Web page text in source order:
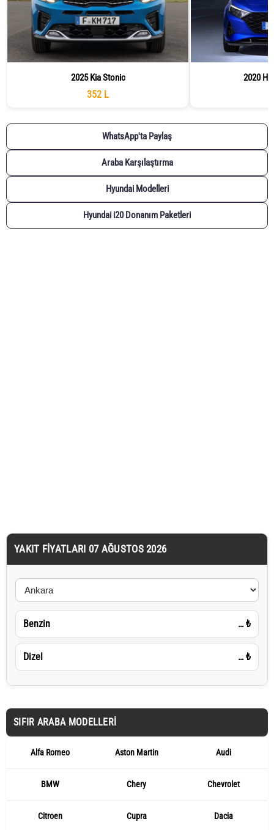
2025 Kia Stonic
352 L
2020
WhatsApp'ta Paylaş
Araba Karşılaştırma
Hyundai Modelleri
Hyundai i20 Donanım Paketleri
YAKIT FIYATLARI 07 AĞUSTOS 2026
Benzin … ₺
Dizel … ₺
SIFIR ARABA MODELLERI
Alfa Romeo Aston Martin Audi
BMW Chery Chevrolet
Citroen Cupra Dacia